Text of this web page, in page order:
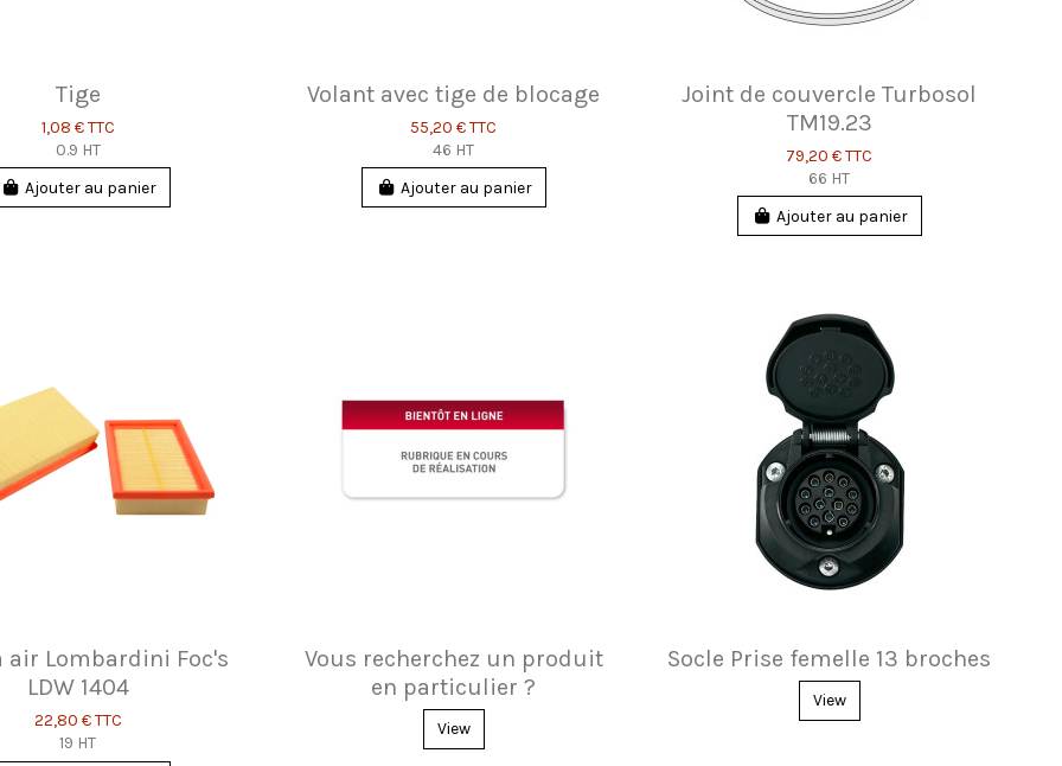
Tige
1,08 €TTC
0.9 HT
Ajouter au panier
Volant avec tige de blocage
55,20 €TTC
46 HT
Ajouter au panier
Joint de couvercle Turbosol
TM19.23
79,20 €TTC
66 HT
Ajouter au panier
air Lombardini Foc's
LDW 1404
22,80 €TTC
19 HT
Vous recherchez un produit
en particulier ?
View
Socle Prise femelle 13 broches
View